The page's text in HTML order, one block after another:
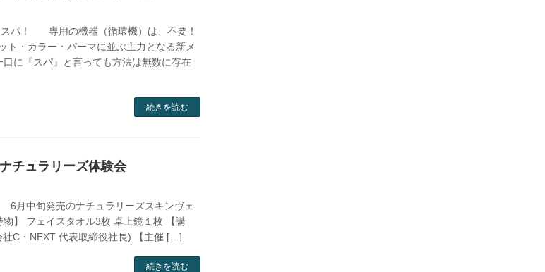
パ！ 専用の機器（循環機）は、不要！
ト・カラー・パーマに並ぶ主力となる新メ
に『スパ』と言っても方法は無数に存在
続きを読む
チュラリーズ体験会
中旬発売のナチュラリーズスキンヴェ
】 フェイスタオル3枚 卓上鏡１枚 【講
C・NEXT 代表取締役社長) 【主催 […]
続きを読む